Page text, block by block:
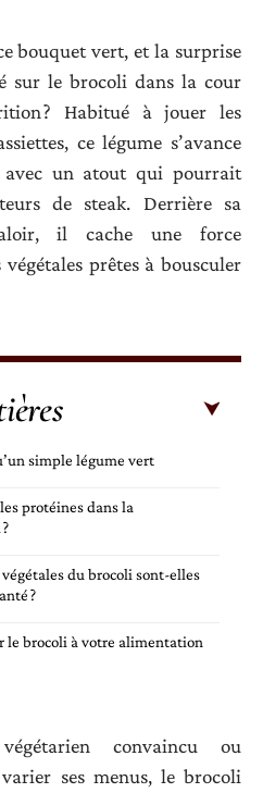
bouquet vert, et la surprise
sur le brocoli dans la cour
? Habitué à jouer les
ce légume s’avance
avec un atout qui pourrait
de steak. Derrière sa
il cache une force
prêtes à bousculer
simple légume vert
protéines dans la
du brocoli sont-elles
?
le brocoli à votre alimentation
convaincu ou
ses menus, le brocoli